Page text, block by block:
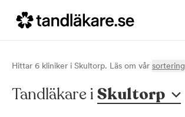
Hittar 6 kliniker i Skultorp. Läs om vår sortering
Tandläkare i Skultorp